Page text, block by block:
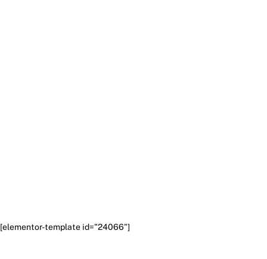
[elementor-template id="24066"]